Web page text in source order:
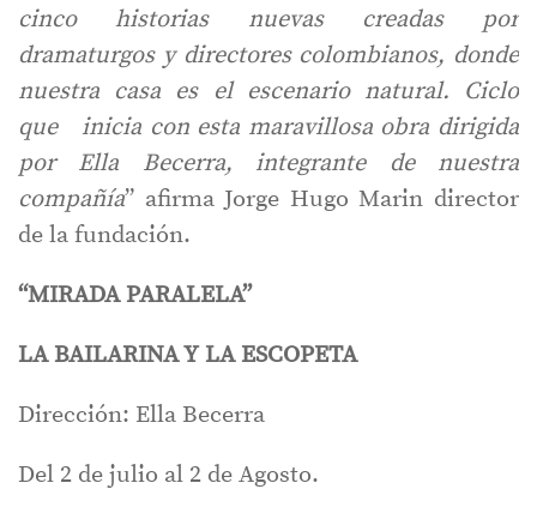
cinco historias nuevas creadas por
dramaturgos y directores colombianos, donde
nuestra casa es el escenario natural. Ciclo
que inicia con esta maravillosa obra dirigida
por Ella Becerra, integrante de nuestra
compañía” afirma Jorge Hugo Marin director
de la fundación.
“MIRADA PARALELA”
LA BAILARINA Y LA ESCOPETA
Dirección: Ella Becerra
Del 2 de julio al 2 de Agosto.